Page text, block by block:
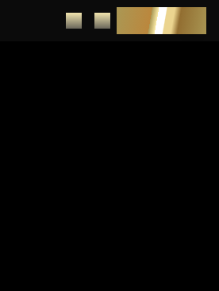
DEPUNERE